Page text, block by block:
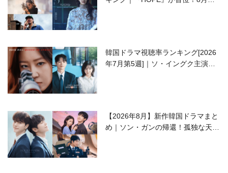
韓国ドラマ視聴率ランキング[2026
年7月第5週]｜ソ・イングク主演の
【2026年8月】新作韓国ドラマまと
め｜ソン・ガンの帰還！孤独な天才